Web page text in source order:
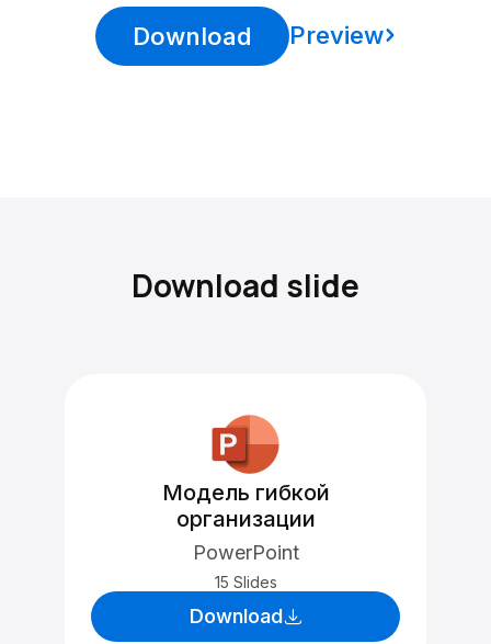
Download Preview
Download slide
Модель гибкой
организации
PowerPoint
15 Slides
Download